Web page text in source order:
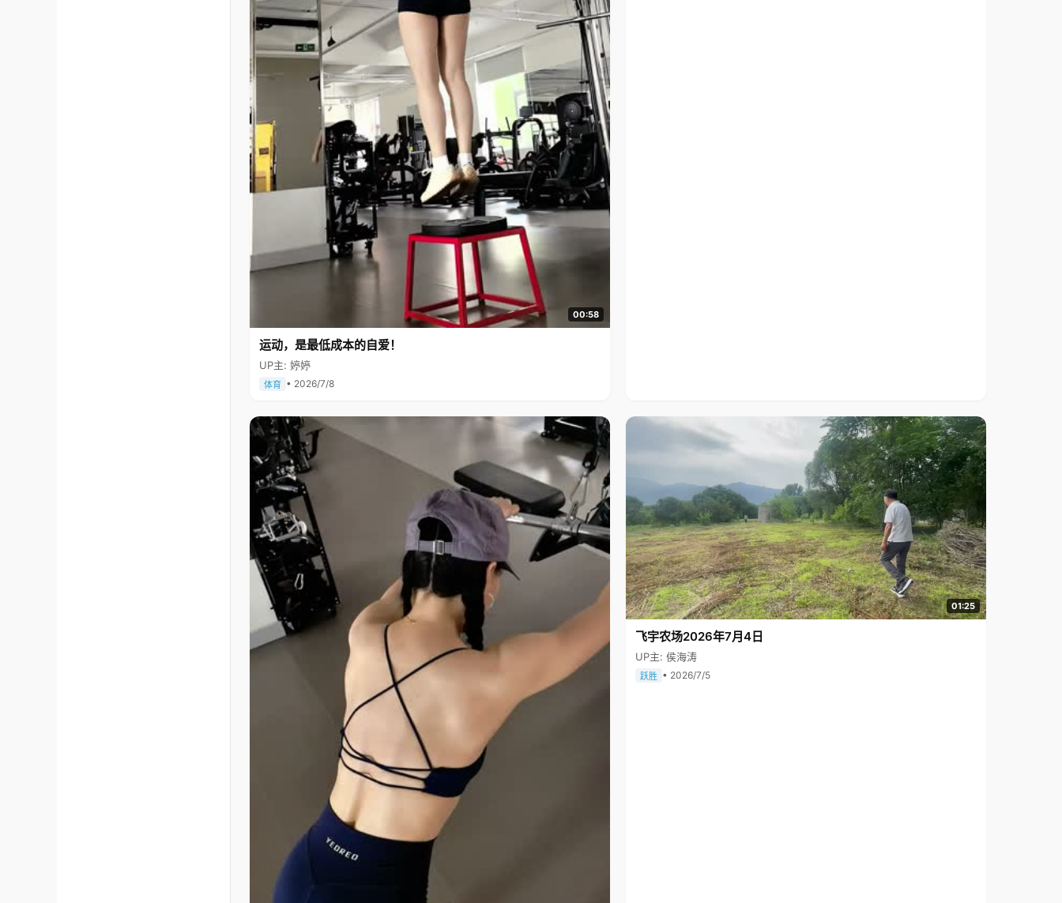
00:58
运动，是最低成本的自爱！
UP主: 婷婷
体育 • 2026/7/8
01:25
飞宇农场2026年7月4日
UP主: 侯海涛
跃胜 • 2026/7/5